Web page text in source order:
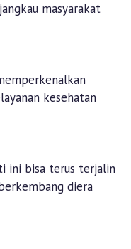
masyarakat
kesehatan
ini bisa terus terjalin
diera